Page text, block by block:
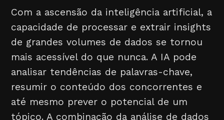
Com a ascensão da inteligência artificial, a
capacidade de processar e extrair insights
de grandes volumes de dados se tornou
mais acessível do que nunca. A IA pode
analisar tendências de palavras-chave,
resumir o conteúdo dos concorrentes e
até mesmo prever o potencial de um
tópico. A combinação da análise de dados